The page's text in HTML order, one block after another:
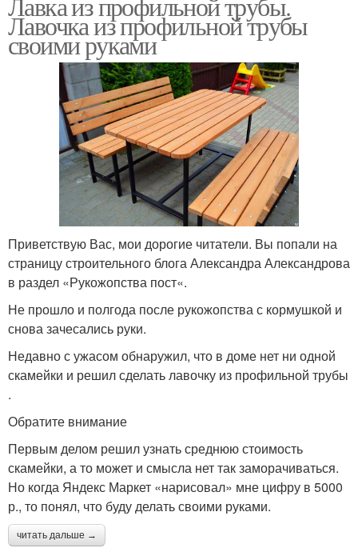
Лавочка из профильной трубы
своими руками
Приветствую Вас, мои дорогие читатели. Вы попали на
страницу строительного блога Александра Александрова
в раздел «Рукожопства пост«.
Не прошло и полгода после рукожопства с кормушкой и
снова зачесались руки.
Недавно с ужасом обнаружил, что в доме нет ни одной
скамейки и решил сделать лавочку из профильной трубы
.
Обратите внимание
Первым делом решил узнать среднюю стоимость
скамейки, а то может и смысла нет так заморачиваться.
Но когда Яндекс Маркет «нарисовал» мне цифру в 5000
р., то понял, что буду делать своими руками.
читать дальше →